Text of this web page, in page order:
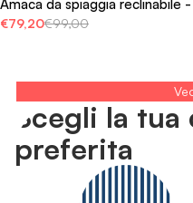
Amaca da spiaggia reclinabile
€79,20€99,00
Scegli la
preferita